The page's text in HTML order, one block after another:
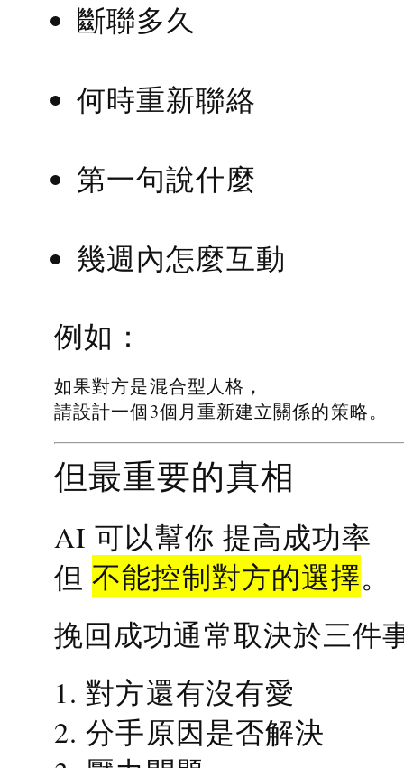
斷聯多久
何時重新聯絡
第一句說什麼
幾週內怎麼互動
例如：
如果對方是混合型人格，
請設計一個3個月重新建立關係的策略。
但最重要的真相
AI 可以幫你 提高成功率
但不能控制對方的選擇。
挽回成功通常取決於三件
1. 對方還有沒有愛
2. 分手原因是否解決